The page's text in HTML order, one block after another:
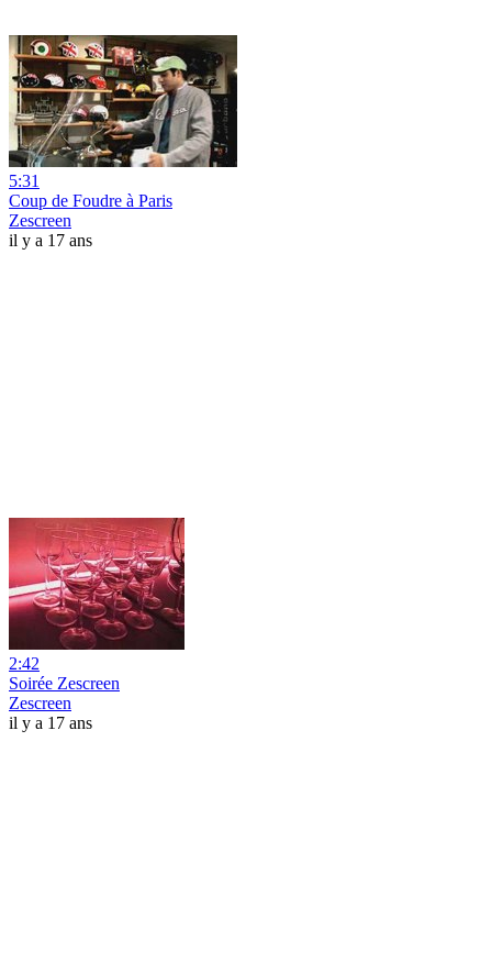
5:31
Coup de Foudre à Paris
Zescreen
il y a 17 ans
2:42
Soirée Zescreen
Zescreen
il y a 17 ans